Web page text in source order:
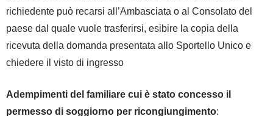
richiedente può recarsi all’Ambasciata o al Consolato del
paese dal quale vuole trasferirsi, esibire la copia della
ricevuta della domanda presentata allo Sportello Unico e
chiedere il visto di ingresso
Adempimenti del familiare cui è stato concesso il
permesso di soggiorno per ricongiungimento: